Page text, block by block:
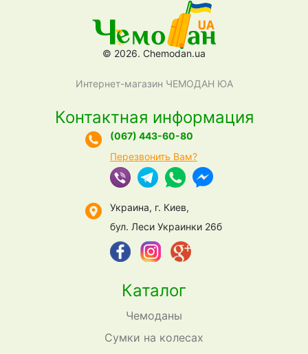
© 2026. Chemodan.ua
Интернет-магазин ЧЕМОДАН ЮА
Каталог
Чемоданы
Сумки на колесах
Контактная информация
(067) 443-60-80
Перезвонить Вам?
Украина, г. Киев,
бул. Леси Украинки 26б